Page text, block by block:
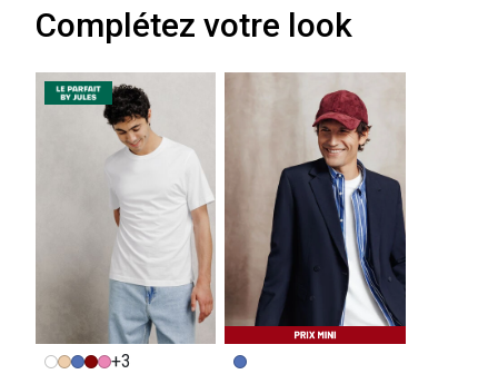
Complétez votre look
+3